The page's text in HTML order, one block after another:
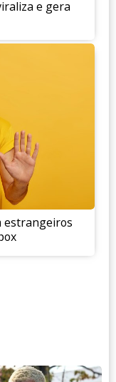
e gera
estrangeiros